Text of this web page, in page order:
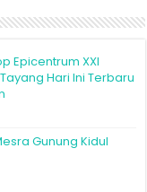
Epicentrum XXI
Hari Ini Terbaru
Gunung Kidul